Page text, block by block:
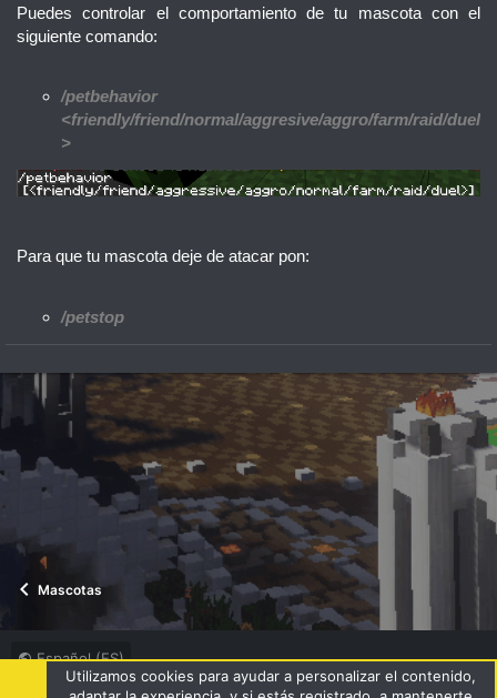
Puedes controlar el comportamiento de tu mascota con el
siguiente comando:
/petbehavior
<friendly/friend/normal/aggresive/aggro/farm/raid/duel
>
Para que tu mascota deje de atacar pon:
/petstop
Mascotas
Español (ES)
Términos y reglas
Política de privacidad Ayuda R
Utilizamos cookies para ayudar a personalizar el contenido,